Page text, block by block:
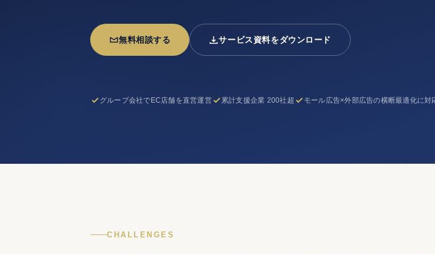
無料相談する サービス資料をダウンロード
グループ会社でEC店舗を直営運営 累計支援企業 200社超 モール広告×外部広告の横断最適化に対
CHALLENGES